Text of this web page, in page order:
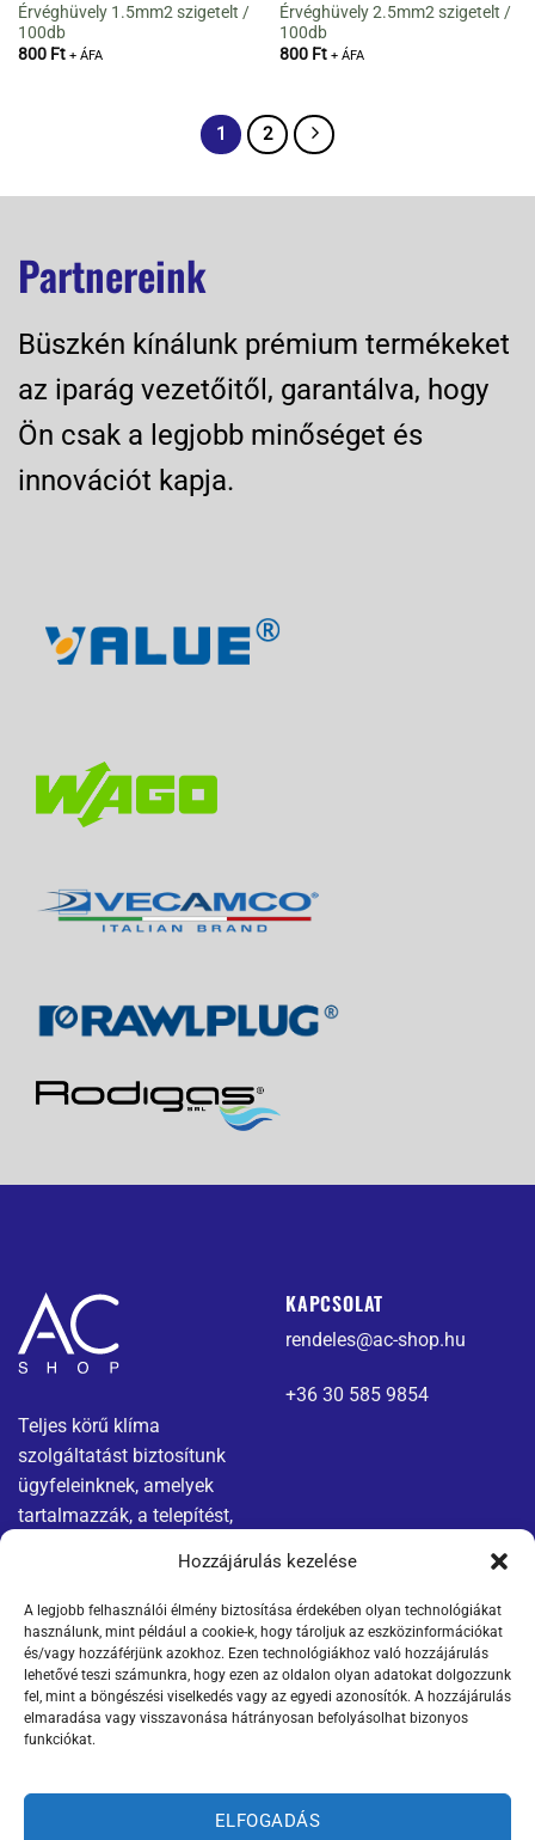
Hozzájárulás kezelése
A legjobb felhasználói élmény biztosítása érdekében olyan technológiákat
használunk, mint például a cookie-k, hogy tároljuk az eszközinformációkat
és/vagy hozzáférjünk azokhoz. Ezen technológiákhoz való hozzájárulás
lehetővé teszi számunkra, hogy ezen az oldalon olyan adatokat dolgozzunk
fel, mint a böngészési viselkedés vagy az egyedi azonosítók. A hozzájárulás
elmaradása vagy visszavonása hátrányosan befolyásolhat bizonyos
funkciókat.
ELFOGADÁS
Érvéghüvely 1.5mm2 szigetelt /
100db
800 Ft + ÁFA
Érvéghüvely 2.5mm2 szigetelt /
100db
800 Ft + ÁFA
1 2
Partnereink
Büszkén kínálunk prémium termékeket
az iparág vezetőitől, garantálva, hogy
Ön csak a legjobb minőséget és
innovációt kapja.
Teljes körű klíma
szolgáltatást biztosítunk
ügyfeleinknek, amelyek
tartalmazzák, a telepítést,
KAPCSOLAT
rendeles@ac-shop.hu
+36 30 585 9854
Menü
Kapcsolat
Termékek
Jogi nyilatkozatok
Adatvédelmi tájékoztató
ÁSZF